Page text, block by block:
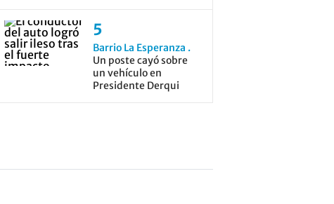
Barrio La Esperanza
Un poste cayó sobre
un vehículo en
Presidente Derqui